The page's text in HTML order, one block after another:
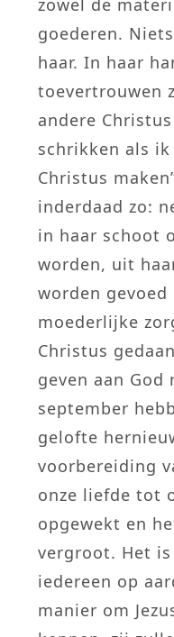
zowel de
goederen.
haar. In haar
toevertrouwen
andere
schrikken als ik
Christus
inderdaad zo:
in haar schoot
worden, uit
worden gevoed
moederlijke
Christus
geven aan God
september
gelofte
voorbereiding
onze liefde tot
opgewekt en
vergroot. Het
iedereen op
manier om